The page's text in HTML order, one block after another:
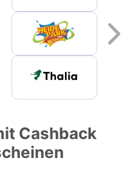
Cashback